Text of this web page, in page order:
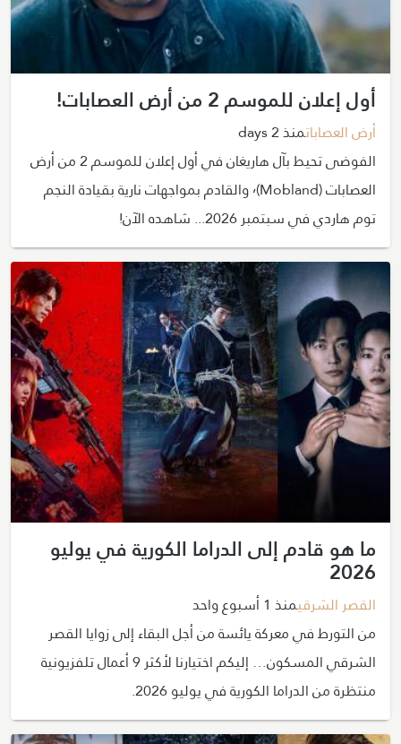
أول إعلان للموسم 2 من أرض العصابات!
أرض العصاباتمنذ 2 days
الفوضى تحيط بآل هاريغان في أول إعلان للموسم 2 من أرض
العصابات (Mobland)٬ والقادم بمواجهات نارية بقيادة النجم
توم هاردي في سبتمبر 2026... شاهده الآن!
ما هو قادم إلى الدراما الكورية في يوليو
2026
القصر الشرقيمنذ 1 أسبوع واحد
من التورط في معركة يائسة من أجل البقاء إلى زوايا القصر
الشرقي المسكون… إليكم اختيارنا لأكثر 9 أعمال تلفزيونية
منتظرة من الدراما الكورية في يوليو 2026.